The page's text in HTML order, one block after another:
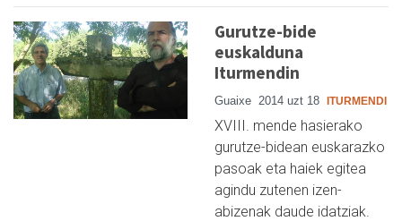
Gurutze-bide
euskalduna
Iturmendin
Guaixe 2014 uzt 18 ITURMENDI
XVIII. mende hasierako
gurutze-bidean euskarazko
pasoak eta haiek egitea
agindu zutenen izen-
abizenak daude idatziak.